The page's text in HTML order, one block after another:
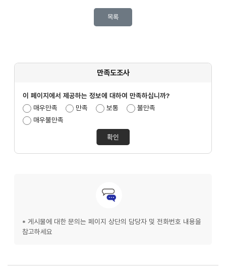
목록
만족도조사
이 페이지에서 제공하는 정보에 대하여 만족하십니까?
만족도조사선택
매우만족 만족 보통
불만족
매우불만족
* 게시물에 대한 문의는 페이지 상단의 담당자 및 전화번호 내용을
참고하세요